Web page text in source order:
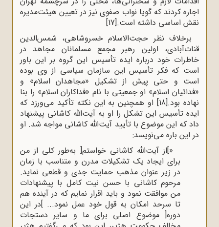
اجاره کردند که گویا نواب صفوی نیز در تعیین هیئت‌مدیره
نقش اساسی داشته است.[17]
برخلاف نظر حجت‌الاسلام خسروشاهی، شمس‌الدین
قنات‌آبادی، اولین رهبر مجمع مسلمانان مجاهد در
خاطرات خود درباره ایده تأسیس این گروه بر این باور
است که فکر تأسیس این سازمان سیاسی از وی بوده
است و حتی پیش از تشکیل «مجاهدان اسلام» و
«فدائیان اسلام» او جمعیتی با نام «فداکاران اسلام» را بنا
نهاده بود.[18]
او همچنین به این نکته تأکید می‌ورزد که
ایده تأسیس این تشکل را او به آیت‌الله کاشانی پیشنهاد
داد که این موضوع با تأیید آیت‌الله کاشانی مواجه شد. او
در این باره می‌نویسد:
«]از آیت‌الله کاشانی خواستم[ به‌طور کلی از من
برای ایجاد یک تشکیلات مدرن و متناسب با زمان
در زیر عنوان مذهب حمایت جدی و قطعی نماید.
مرحوم کاشانی با حسن نیت کامل با پیشنهادات
من موافقت نمود و باید اقرار نمایم که در آینده هم
تا سرحد امکان به قول خود عمل نمود... ]در این
دوره[ موضوع اصلی برای ما و سایر دستجات